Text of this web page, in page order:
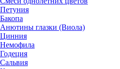
Петуния
Бакопа
Анютины глазки (Виола)
Цинния
Немофила
Годеция
Сальвия